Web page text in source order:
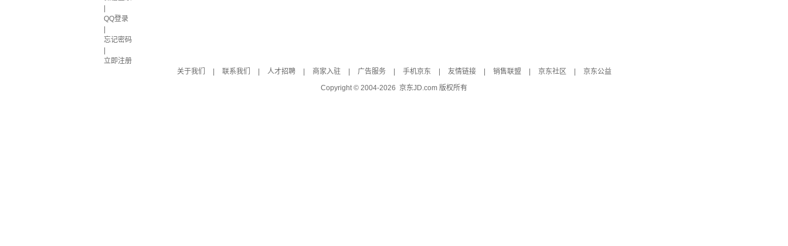
QQ登录
忘记密码
立即注册
关于我们
联系我们 人才招聘 商家入驻 广告服务 手机京东 友情链接 销售联盟 京东社区
京东公益
Copyright © 2004-2026 京东JD.com 版权所有